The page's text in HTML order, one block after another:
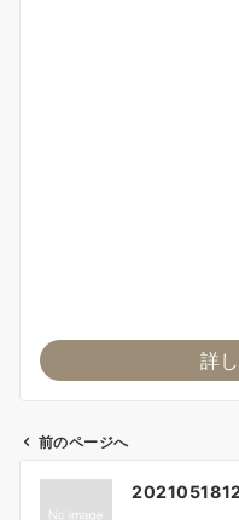
詳
前のページへ